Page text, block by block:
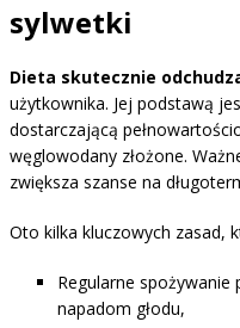
sylwetki
Dieta skutecznie
użytkownika. Jej podstawą
dostarczającą
węglowodany złożone.
zwiększa szanse na
Oto kilka kluczowych zasad,
Regularne
napadom głodu,